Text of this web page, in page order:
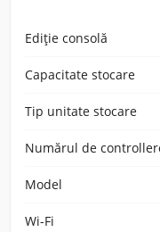
Ediție consolă
Capacitate stocare
Tip unitate stocare
Numărul de
Model
Wi-Fi